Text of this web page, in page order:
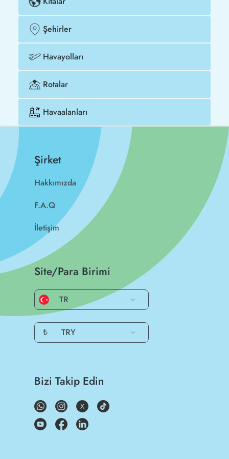
Şehirler
Havayolları
Rotalar
Havaalanları
Şirket
Hakkımızda
F.A.Q
İletişim
Site/Para Birimi
TR
₺ TRY
Bizi Takip Edin